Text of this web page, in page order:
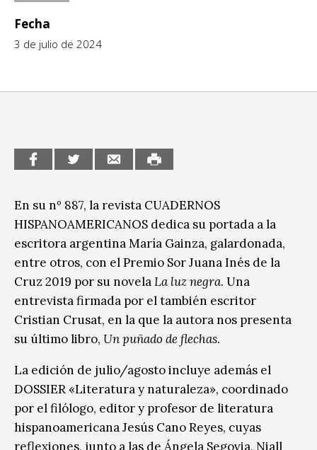
CCE en el interior/libros
Espacio itinerante de lectura infantil
Exposiciones
Formación
Medio Ambiente
Música
Sin categoría
Fecha
3 de julio de 2024
En su nº 887, la revista CUADERNOS
HISPANOAMERICANOS dedica su portada a la
escritora argentina María Gainza, galardonada,
entre otros, con el Premio Sor Juana Inés de la
Cruz 2019 por su novelaLa luz negra. Una
entrevista firmada por el también escritor
Cristian Crusat, en la que la autora nos presenta
su último libro, Un puñado de flechas.
La edición de julio/agosto incluye además el
DOSSIER «Literatura y naturaleza», coordinado
por el filólogo, editor y profesor de literatura
hispanoamericana Jesús Cano Reyes, cuyas
reflexiones, junto a las de Ángela Segovia, Niall